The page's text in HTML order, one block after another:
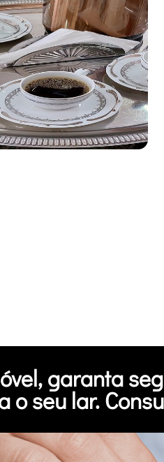
garanta
seu lar.